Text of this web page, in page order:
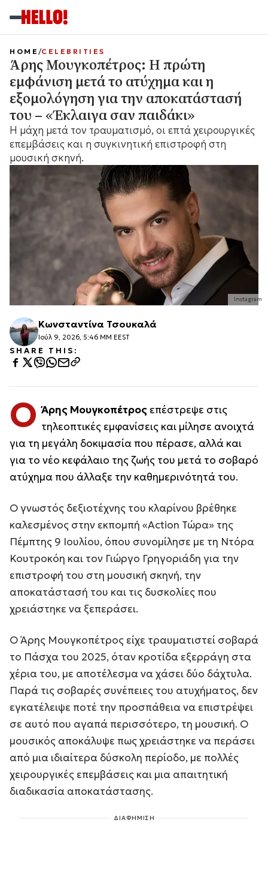
Instagram
HOME CELEBRITIES
Άρης Μουγκοπέτρος: Η πρώτη
εμφάνιση μετά το ατύχημα και η
εξομολόγηση για την αποκατάστασή
του – «Έκλαιγα σαν παιδάκι»
Η μάχη μετά τον τραυματισμό, οι επτά χειρουργικές
επεμβάσεις και η συγκινητική επιστροφή στη
μουσική σκηνή.
Κωνσταντίνα Τσουκαλά
Ιούλ 9, 2026, 5:46 ΜΜ EEST
SHARE THIS:
Ο Άρης Μουγκοπέτρος επέστρεψε στις
τηλεοπτικές εμφανίσεις και μίλησε ανοιχτά
για τη μεγάλη δοκιμασία που πέρασε, αλλά και
για το νέο κεφάλαιο της ζωής του μετά το σοβαρό
ατύχημα που άλλαξε την καθημερινότητά του.
Ο γνωστός δεξιοτέχνης του κλαρίνου βρέθηκε
καλεσμένος στην εκπομπή «Action Τώρα» της
Πέμπτης 9 Ιουλίου, όπου συνομίλησε με τη Ντόρα
Κουτροκόη και τον Γιώργο Γρηγοριάδη για την
επιστροφή του στη μουσική σκηνή, την
αποκατάστασή του και τις δυσκολίες που
χρειάστηκε να ξεπεράσει.
Ο Άρης Μουγκοπέτρος είχε τραυματιστεί σοβαρά
το Πάσχα του 2025, όταν κροτίδα εξερράγη στα
χέρια του, με αποτέλεσμα να χάσει δύο δάχτυλα.
Παρά τις σοβαρές συνέπειες του ατυχήματος, δεν
εγκατέλειψε ποτέ την προσπάθεια να επιστρέψει
σε αυτό που αγαπά περισσότερο, τη μουσική. Ο
μουσικός αποκάλυψε πως χρειάστηκε να περάσει
από μια ιδιαίτερα δύσκολη περίοδο, με πολλές
χειρουργικές επεμβάσεις και μια απαιτητική
διαδικασία αποκατάστασης.
ΔΙΑΦΗΜΙΣΗ